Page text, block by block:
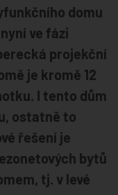
domu
ve fázi
projekční
je kromě 12
I tento dům
ostatně to
řešení je
bytů
tj. v levé